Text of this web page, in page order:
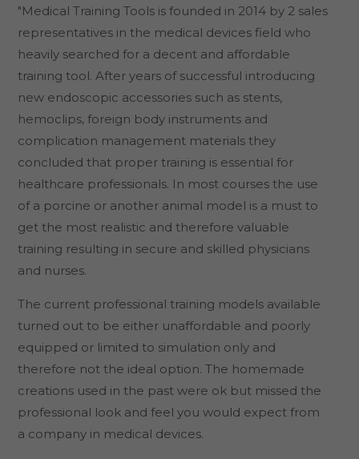
"Medical Training Tools is founded in 2014 by 2 sales
representatives in the medical devices field who
heavily searched for a decent and affordable
training tool. After years of successful introducing
new endoscopic accessories such as stents,
hemoclips, foreign body instruments and
complication management materials they
concluded that proper training is essential for
healthcare professionals. In most courses the use
of a porcine or another animal model is a must to
get the most realistic and therefore valuable
training resulting in secure and skilled physicians
and nurses.
The current professional training models available
turned out to be either unaffordable and poorly
equipped or limited to simulation only and
therefore not the ideal option. The homemade
creations used in the past were ok but missed the
professional look and feel you would expect from
a company in medical devices.